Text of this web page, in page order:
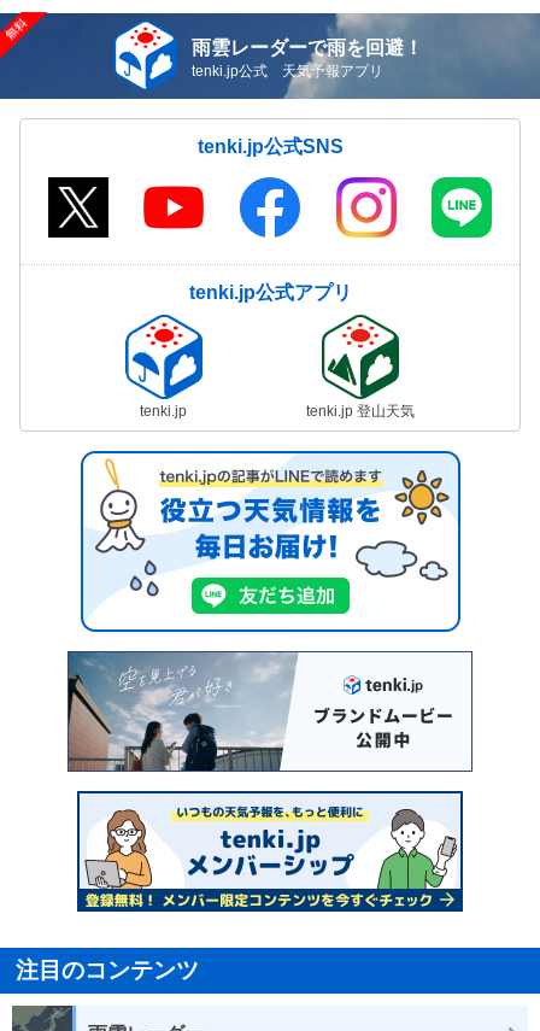
雨雲レーダーで雨を回避！
tenki.jp公式 天気予報アプリ
tenki.jp公式SNS
tenki.jp公式アプリ
tenki.jp tenki.jp 登山天気
注目のコンテンツ